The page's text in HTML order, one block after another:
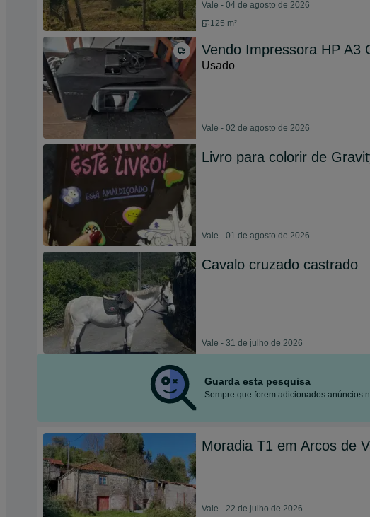
Vale - 04 de agosto de 2026
125 m²
Vendo Impressora HP A3
Usado
Vale - 02 de agosto de 2026
Livro para colorir de
Vale - 01 de agosto de 2026
Cavalo cruzado castrado
Vale - 31 de julho de 2026
Guarda esta pesquisa
Sempre que forem adicionados anúncios
Moradia T1 em Arcos de
Vale - 22 de julho de 2026